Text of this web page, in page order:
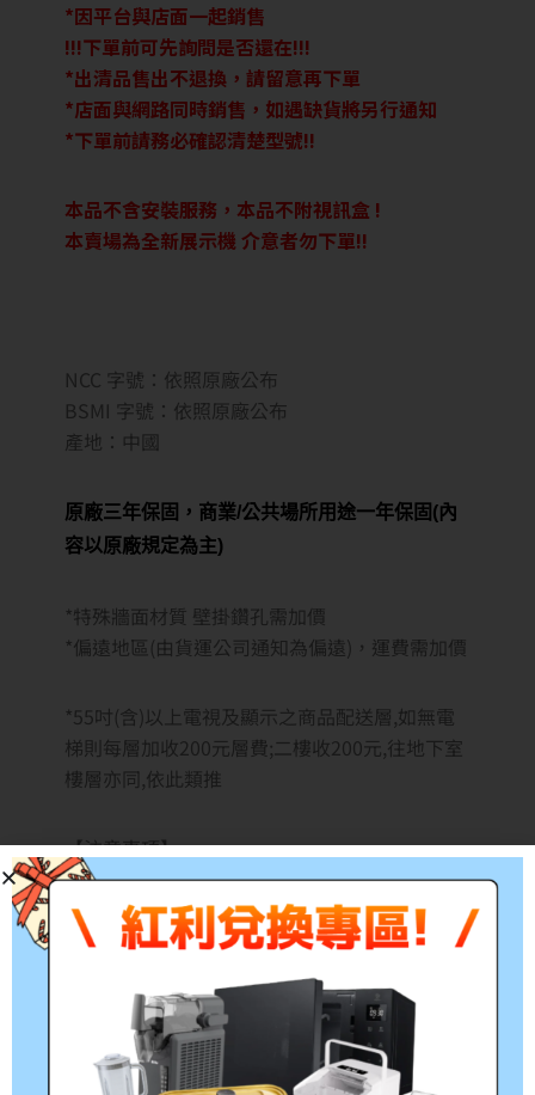
*因平台與店面一起銷售
!!!下單前可先詢問是否還在!!!
*出清品售出不退換，請留意再下單
*店面與網路同時銷售，如遇缺貨將另行通知
*下單前請務必確認清楚型號!!
本品不含安裝服務，本品不附視訊盒 !
本賣場為全新展示機 介意者勿下單!!
NCC 字號：依照原廠公布
BSMI 字號：依照原廠公布
產地：中國
原廠三年保固，商業/公共場所用途一年保固(內
容以原廠規定為主)
*特殊牆面材質 壁掛鑽孔需加價
*偏遠地區(由貨運公司通知為偏遠)，運費需加價
*55吋(含)以上電視及顯示之商品配送層,如無電
梯則每層加收200元層費;二樓收200元,往地下室
樓層亦同,依此類推
【注意事項】
偏遠地區請先詢問。
收到商品請仔細檢查外包裝是否完好，若有嚴重
破損請拍照並連繫客服。
拆箱請務必全程錄影，注意避免碰觸、按壓面